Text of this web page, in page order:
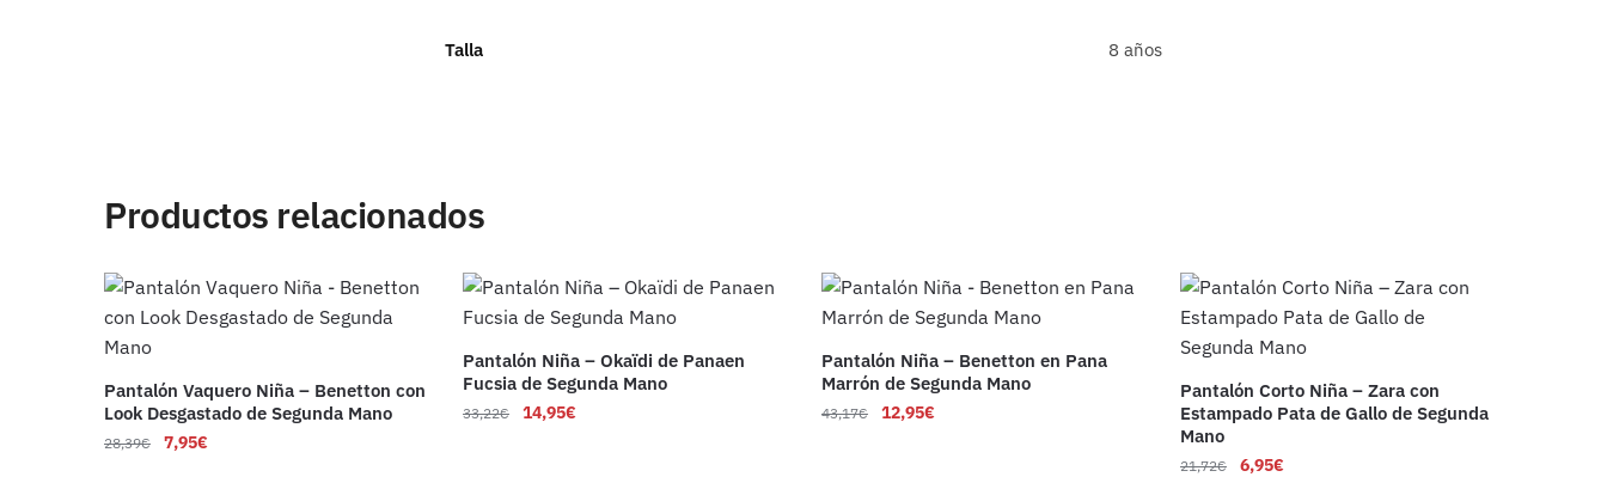
Talla 8 años
Productos relacionados
Pantalón Vaquero Niña – Benetton con
Look Desgastado de Segunda Mano
28,39€ 7,95€
Pantalón Niña – Okaïdi de Panaen
Fucsia de Segunda Mano
33,22€ 14,95€
Pantalón Niña – Benetton en Pana
Marrón de Segunda Mano
43,17€ 12,95€
Pantalón Corto Niña – Zara con
Estampado Pata de Gallo de Segunda
Mano
21,72€ 6,95€